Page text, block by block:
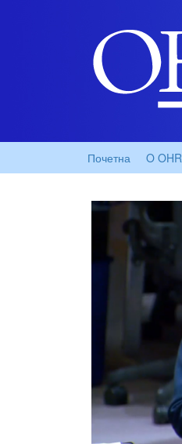
Почетна O